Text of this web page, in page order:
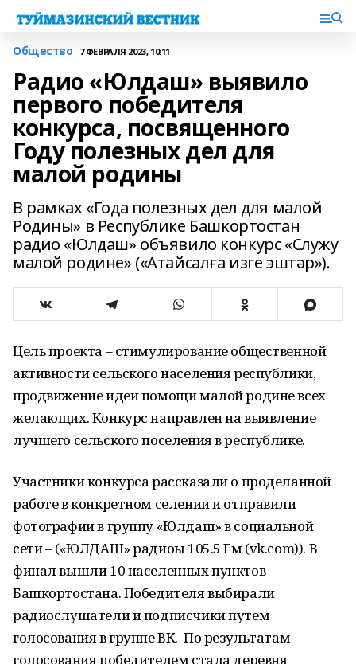
Общество 7 ФЕВРАЛЯ 2023, 10:11
Радио «Юлдаш» выявило
первого победителя
конкурса, посвященного
Году полезных дел для
малой родины
В рамках «Года полезных дел для малой
Родины» в Республике Башкортостан
радио «Юлдаш» объявило конкурс «Служу
малой родине» («Атайсалға изге эштәр»).
Цель проекта – стимулирование общественной
активности сельского населения республики,
продвижение идеи помощи малой родине всех
желающих. Конкурс направлен на выявление
лучшего сельского поселения в республике.
Участники конкурса рассказали о проделанной
работе в конкретном селении и отправили
фотографии в группу «Юлдаш» в социальной
сети – («ЮЛДАШ» радиоһы 105.5 Fм (vk.com)). В
финал вышли 10 населенных пунктов
Башкортостана. Победителя выбирали
радиослушатели и подписчики путем
голосования в группе ВК. По результатам
голосования победителем стала деревня